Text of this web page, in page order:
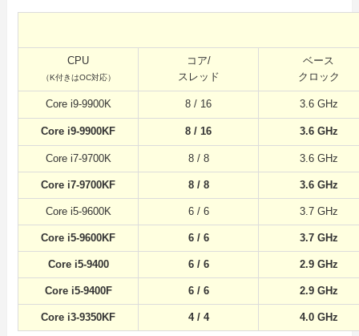
CPU
（K付きはOC対応）
コア/
スレッド
ベース
クロック
Core i9-9900K 8 / 16 3.6 GHz
Core i9-9900KF 8 / 16 3.6 GHz
Core i7-9700K 8 / 8 3.6 GHz
Core i7-9700KF 8 / 8 3.6 GHz
Core i5-9600K 6 / 6 3.7 GHz
Core i5-9600KF 6 / 6 3.7 GHz
Core i5-9400 6 / 6 2.9 GHz
Core i5-9400F 6 / 6 2.9 GHz
Core i3-9350KF 4 / 4 4.0 GHz